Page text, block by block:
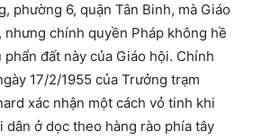
phường 6, quận Tân Binh, mà Giáo
nhưng chính quyền Pháp không hề
đất này của Giáo hội. Chính
17/2/1955 của Trưởng trạm
xác nhận một cách vỏ tinh khi
dân ở dọc theo hàng rào phía tây